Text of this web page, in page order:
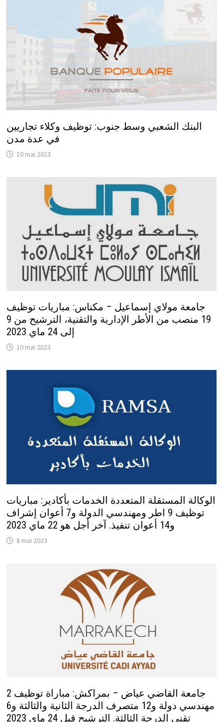
البنك الشعبي وسط جنوب: توظيف وكلاء تجاريين
في عدة مدن
10 mai 2023
جامعة مولاي إسماعيل – مكناس: مباريات توظيف
19 منصب من الأطر الإدارية والتقنية، الترشيح من 9
إلى 24 ماي 2023
10 mai 2023
الوكالة المستقلة المتعددة الخدمات بأكادير: مباريات
توظيف 9 اطر ومهندسي الدولة و7 أعوان إشراف
و14 أعوان تنفيذ. آخر أجل هو 22 ماي 2023
8 mai 2023
جامعة القاضي عياض – بمراكش: مباراة توظيف 2
مهندسي دولة و12 متصرف الدرجة الثانية والثالثة و6
تقني الدرجة الثالثة. الترشيح قبل 24 ماي 2023